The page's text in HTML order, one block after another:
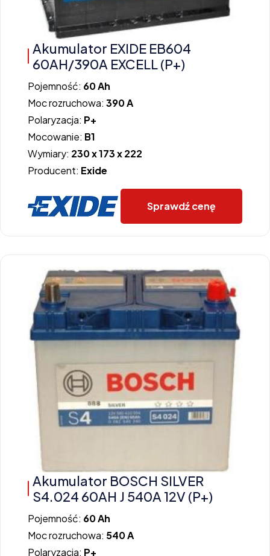
Akumulator EXIDE EB604
60AH/390A EXCELL (P+)
Pojemność: 60 Ah
Moc rozruchowa: 390 A
Polaryzacja: P+
Mocowanie: B1
Wymiary: 230 x 173 x 222
Producent: Exide
Sprawdź cenę
Akumulator BOSCH SILVER
S4.024 60AH J 540A 12V (P+)
Pojemność: 60 Ah
Moc rozruchowa: 540 A
Polaryzacja: P+